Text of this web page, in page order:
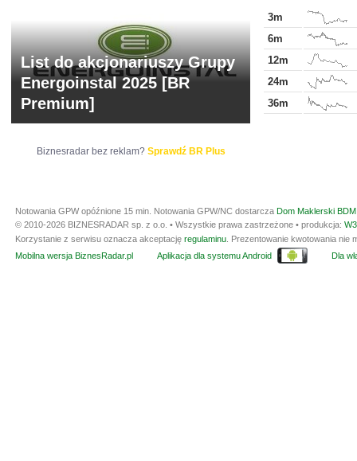
3m
6m
12m
24m
36m
List do akcjonariuszy Grupy
Energoinstal 2025 [BR
Premium]
Biznesradar bez reklam? Sprawdź BR Plus
Notowania GPW opóźnione 15 min. Notowania GPW/NC dostarcza Dom Maklerski
© 2010-2026 BIZNESRADAR sp. z o.o. • Wszystkie prawa zastrzeżone • produkcja:
Korzystanie z serwisu oznacza akceptację regulaminu . Prezentowanie kwotowania
Mobilna wersja BiznesRadar.pl
Aplikacja dla systemu Android Dla